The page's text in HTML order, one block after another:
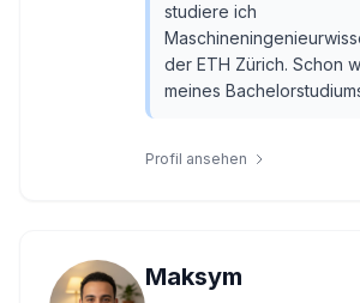
studiere ich
der ETH Zürich. Schon
meines
Profil ansehen
Maksym